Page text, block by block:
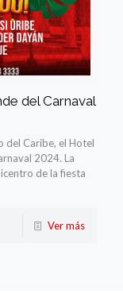
del Carnaval
del Caribe, el Hotel
2024. La
de la fiesta
Ver más